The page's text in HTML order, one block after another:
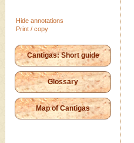
Hide annotations
Print / copy
Cantigas: Short guide
Glossary
Map of Cantigas